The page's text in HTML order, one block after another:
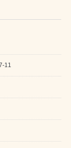
11